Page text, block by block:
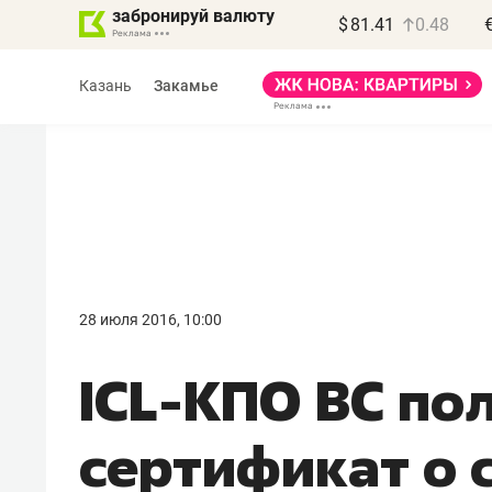
забронируй валюту $ 81.41 0.48
Казань Закамье
28 июля 2016, 10:00
ICL-КПО ВС
сертификат о
правил, бизнес может
потерять минимум
полгода»